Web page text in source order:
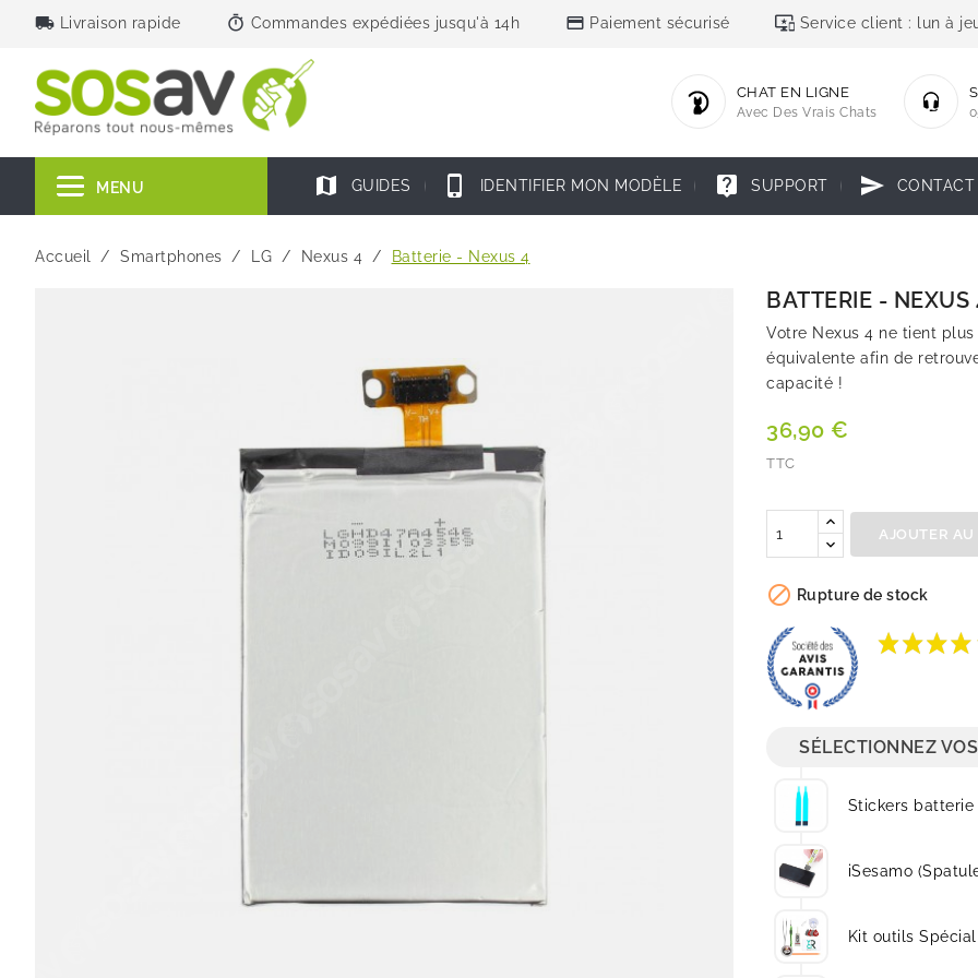
local_shipping Livraison rapide timer Commandes expédiées jusqu'à 14h credit_card Paiement sécurisé important_devices Service client : lun à
CHAT EN LIGNE
Avec Des Vrais Chats
MENU map GUIDES phone_iphone IDENTIFIER MON MODÈLE live_help SUPPORT send CONTACT
Accueil Smartphones LG Nexus 4 Batterie - Nexus 4
BATTERIE - NEXUS
Votre Nexus 4 ne tient
équivalente afin de
capacité !
36,90 €
TTC
AJOUTER AU
 Rupture de stock
SÉLECTIONNEZ
Stickers batterie
iSesamo
Kit outils Spécial